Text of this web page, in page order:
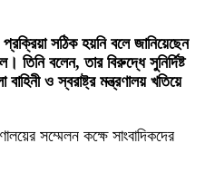
সঠিক হয়নি বলে জানিয়েছেন
বলেন, তার বিরুদ্ধে সুনির্দিষ্ট
ও স্বরাষ্ট্র মন্ত্রণালয় খতিয়ে
সম্মেলন কক্ষে সাংবাদিকদের